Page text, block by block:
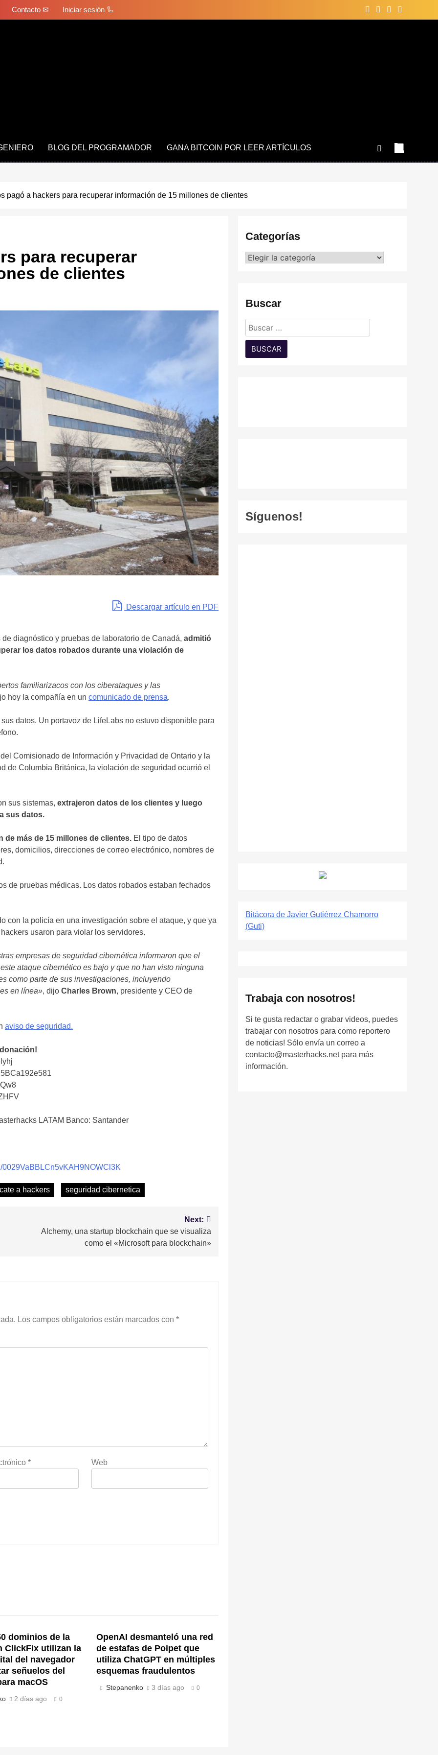
Contacto ✉ Iniciar sesión 🦾
BLOG DEL PROGRAMADOR GANA BITCOIN POR LEER ARTÍCULOS
pagó a hackers para recuperar información de 15 millones de clientes
para recuperar
de clientes
Descargar artículo en PDF
diagnóstico y pruebas de laboratorio de Canadá,admitió
los datos robados durante una violación de
familiarizacos con los ciberataques y las
hoy la compañía en un comunicado de prensa.
datos. Un portavoz de LifeLabs no estuvo disponible para
Comisionado de Información y Privacidad de Ontario y la
de Columbia Británica, la violación de seguridad ocurrió el
sus sistemas, extrajeron datos de los clientes y luego
sus datos.
más de 15 millones de clientes. El tipo de datos
domicilios, direcciones de correo electrónico, nombres de
de pruebas médicas. Los datos robados estaban fechados
con la policía en una investigación sobre el ataque, y que ya
usaron para violar los servidores.
empresas de seguridad cibernética informaron que el
ataque cibernético es bajo y que no han visto ninguna
como parte de sus investigaciones, incluyendo
en línea», dijo Charles Brown, presidente y CEO de
aviso de seguridad.
LATAM Banco: Santander
a hackers seguridad cibernetica
Next:
Alchemy, una startup blockchain que se visualiza
como el «Microsoft para blockchain»
Los campos obligatorios están marcados con *
* Web
dominios de la
ClickFix utilizan la
del navegador
señuelos del
macOS
2 días ago 0
OpenAI desmanteló una red
de estafas de Poipet que
utiliza ChatGPT en múltiples
esquemas fraudulentos
Stepanenko 3 días ago 0
Categorías
Categorías
Buscar
Buscar:
Síguenos!
Bitácora de Javier Gutiérrez Chamorro
(Guti)
Trabaja con nosotros!
Si te gusta redactar o grabar videos, puedes
trabajar con nosotros para como reportero
de noticias! Sólo envía un correo a
contacto@masterhacks.net para más
información.